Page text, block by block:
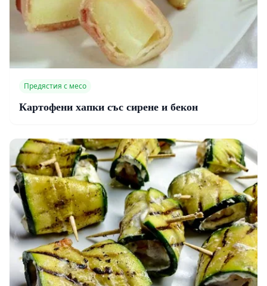
Предястия с месо
Картофени хапки със сирене и бекон